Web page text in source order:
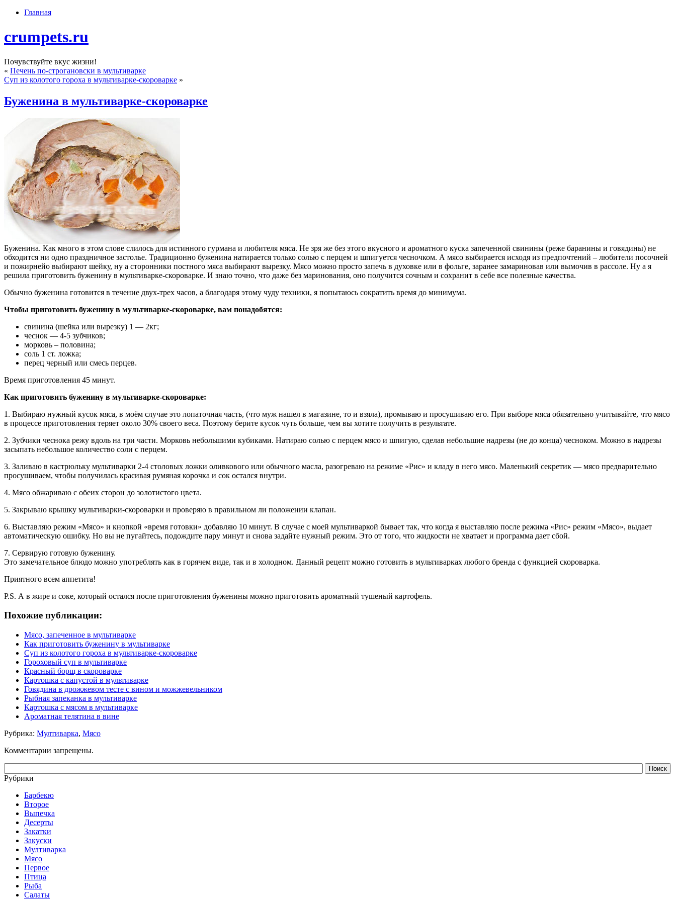
Главная
crumpets.ru
Почувствуйте вкус жизни!
« Печень по-строгановски в мультиварке
Суп из колотого гороха в мультиварке-скороварке »
Буженина в мультиварке-скороварке
Буженина. Как много в этом слове слилось для истинного гурмана и любителя мяса. Не зря же без этого вкусного и ароматного куска запеченной свинины (реже баранины и говядины) не
обходится ни одно праздничное застолье. Традиционно буженина натирается только солью с перцем и шпигуется чесночком. А мясо выбирается исходя из предпочтений – любители посочней
и пожирнейо выбирают шейку, ну а сторонники постного мяса выбирают вырезку. Мясо можно просто запечь в духовке или в фольге, заранее замариновав или вымочив в рассоле. Ну а я
решила приготовить буженину в мультиварке-скороварке. И знаю точно, что даже без маринования, оно получится сочным и сохранит в себе все полезные качества.
Обычно буженина готовится в течение двух-трех часов, а благодаря этому чуду техники, я попытаюсь сократить время до минимума.
Чтобы приготовить буженину в мультиварке-скороварке, вам понадобятся:
свинина (шейка или вырезку) 1 — 2кг;
чеснок — 4-5 зубчиков;
морковь – половина;
соль 1 ст. ложка;
перец черный или смесь перцев.
Время приготовления 45 минут.
Как приготовить буженину в мультиварке-скороварке:
1. Выбираю нужный кусок мяса, в моём случае это лопаточная часть, (что муж нашел в магазине, то и взяла), промываю и просушиваю его. При выборе мяса обязательно учитывайте, что мясо
в процессе приготовления теряет около 30% своего веса. Поэтому берите кусок чуть больше, чем вы хотите получить в результате.
2. Зубчики чеснока режу вдоль на три части. Морковь небольшими кубиками. Натираю солью с перцем мясо и шпигую, сделав небольшие надрезы (не до конца) чесноком. Можно в надрезы
засыпать небольшое количество соли с перцем.
3. Заливаю в кастрюльку мультиварки 2-4 столовых ложки оливкового или обычного масла, разогреваю на режиме «Рис» и кладу в него мясо. Маленький секретик — мясо предварительно
просушиваем, чтобы получилась красивая румяная корочка и сок остался внутри.
4. Мясо обжариваю с обеих сторон до золотистого цвета.
5. Закрываю крышку мультиварки-скороварки и проверяю в правильном ли положении клапан.
6. Выставляю режим «Мясо» и кнопкой «время готовки» добавляю 10 минут. В случае с моей мультиваркой бывает так, что когда я выставляю после режима «Рис» режим «Мясо», выдает
автоматическую ошибку. Но вы не пугайтесь, подождите пару минут и снова задайте нужный режим. Это от того, что жидкости не хватает и программа дает сбой.
7. Сервирую готовую буженину.
Это замечательное блюдо можно употреблять как в горячем виде, так и в холодном. Данный рецепт можно готовить в мультиварках любого бренда с функцией скороварка.
Приятного всем аппетита!
P.S. А в жире и соке, который остался после приготовления буженины можно приготовить ароматный тушеный картофель.
Похожие публикации:
Мясо, запеченное в мультиварке
Как приготовить буженину в мультиварке
Суп из колотого гороха в мультиварке-скороварке
Гороховый суп в мультиварке
Красный борщ в скороварке
Картошка с капустой в мультиварке
Говядина в дрожжевом тесте с вином и можжевельником
Рыбная запеканка в мультиварке
Картошка с мясом в мультиварке
Ароматная телятина в вине
Рубрика: Мултиварка, Мясо
Комментарии запрещены.
Рубрики
Барбекю
Второе
Выпечка
Десерты
Закатки
Закуски
Мултиварка
Мясо
Первое
Птица
Рыба
Салаты